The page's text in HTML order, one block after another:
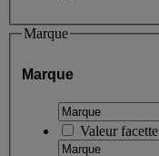
Marque
Marque
Valeur facette